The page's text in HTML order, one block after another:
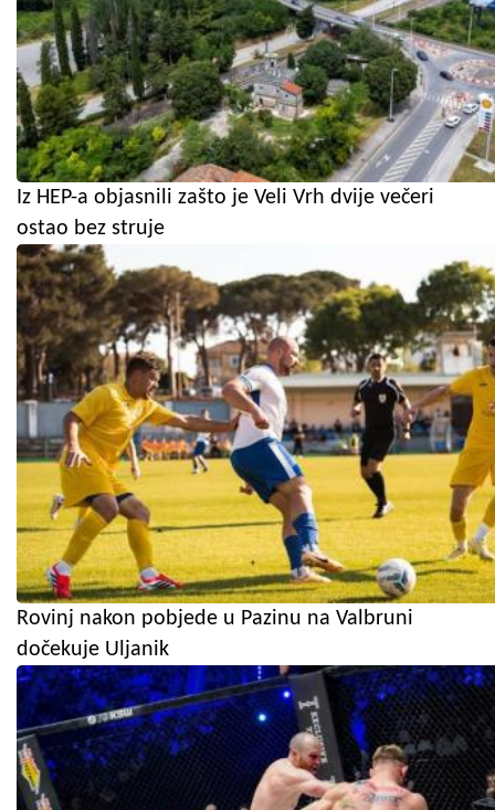
Iz HEP-a objasnili zašto je Veli Vrh dvije večeri
ostao bez struje
Rovinj nakon pobjede u Pazinu na Valbruni
dočekuje Uljanik